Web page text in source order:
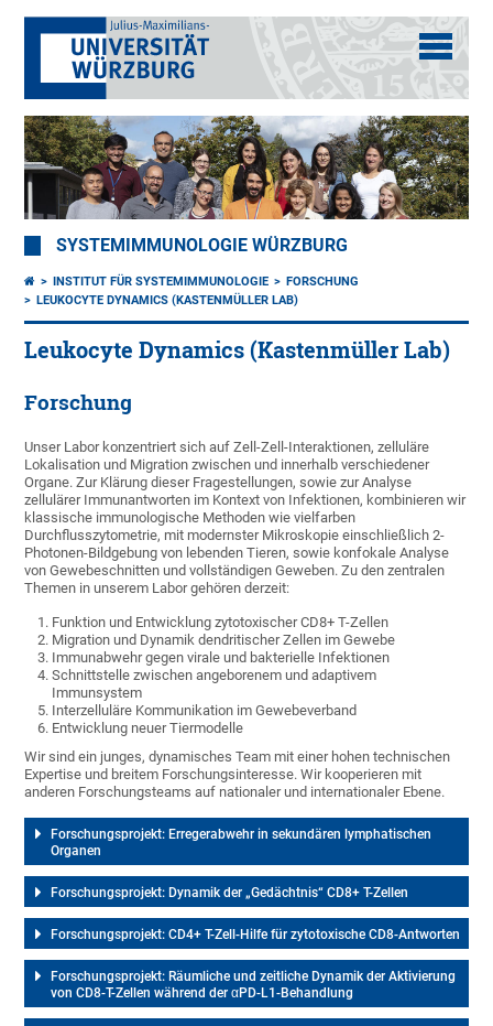
SYSTEMIMMUNOLOGIE WÜRZBURG
INSTITUT FÜR SYSTEMIMMUNOLOGIE
FORSCHUNG
LEUKOCYTE DYNAMICS (KASTENMÜLLER LAB)
Leukocyte Dynamics (Kastenmüller Lab)
Forschung
Unser Labor konzentriert sich auf Zell-Zell-Interaktionen, zelluläre
Lokalisation und Migration zwischen und innerhalb verschiedener
Organe. Zur Klärung dieser Fragestellungen, sowie zur Analyse
zellulärer Immunantworten im Kontext von Infektionen, kombinieren wir
klassische immunologische Methoden wie vielfarben
Durchflusszytometrie, mit modernster Mikroskopie einschließlich 2-
Photonen-Bildgebung von lebenden Tieren, sowie konfokale Analyse
von Gewebeschnitten und vollständigen Geweben. Zu den zentralen
Themen in unserem Labor gehören derzeit:
Funktion und Entwicklung zytotoxischer CD8+ T-Zellen
Migration und Dynamik dendritischer Zellen im Gewebe
Immunabwehr gegen virale und bakterielle Infektionen
Schnittstelle zwischen angeborenem und adaptivem
Immunsystem
Interzelluläre Kommunikation im Gewebeverband
Entwicklung neuer Tiermodelle
Wir sind ein junges, dynamisches Team mit einer hohen technischen
Expertise und breitem Forschungsinteresse. Wir kooperieren mit
anderen Forschungsteams auf nationaler und internationaler Ebene.
Forschungsprojekt: Erregerabwehr in sekundären lymphatischen
Organen
Forschungsprojekt: Dynamik der „Gedächtnis“ CD8+ T-Zellen
Forschungsprojekt: CD4+ T-Zell-Hilfe für zytotoxische CD8-Antworten
Forschungsprojekt: Räumliche und zeitliche Dynamik der Aktivierung
von CD8-T-Zellen während der αPD-L1-Behandlung